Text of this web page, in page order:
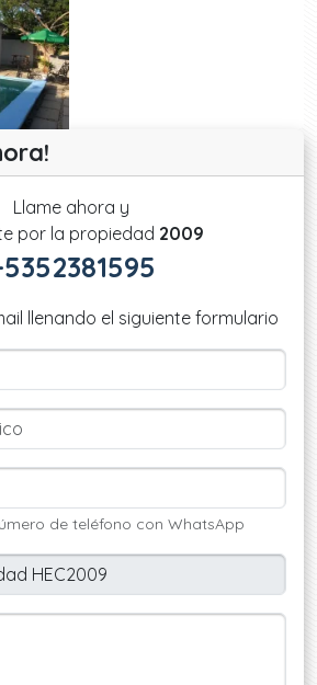
Llame ahora y
por la propiedad 2009
llenando el siguiente formulario
de teléfono con WhatsApp